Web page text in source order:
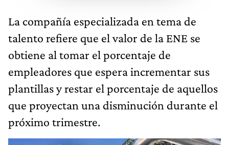
La compañía especializada en tema de
talento refiere que el valor de la ENE se
obtiene al tomar el porcentaje de
empleadores que espera incrementar sus
plantillas y restar el porcentaje de aquellos
que proyectan una disminución durante el
próximo trimestre.